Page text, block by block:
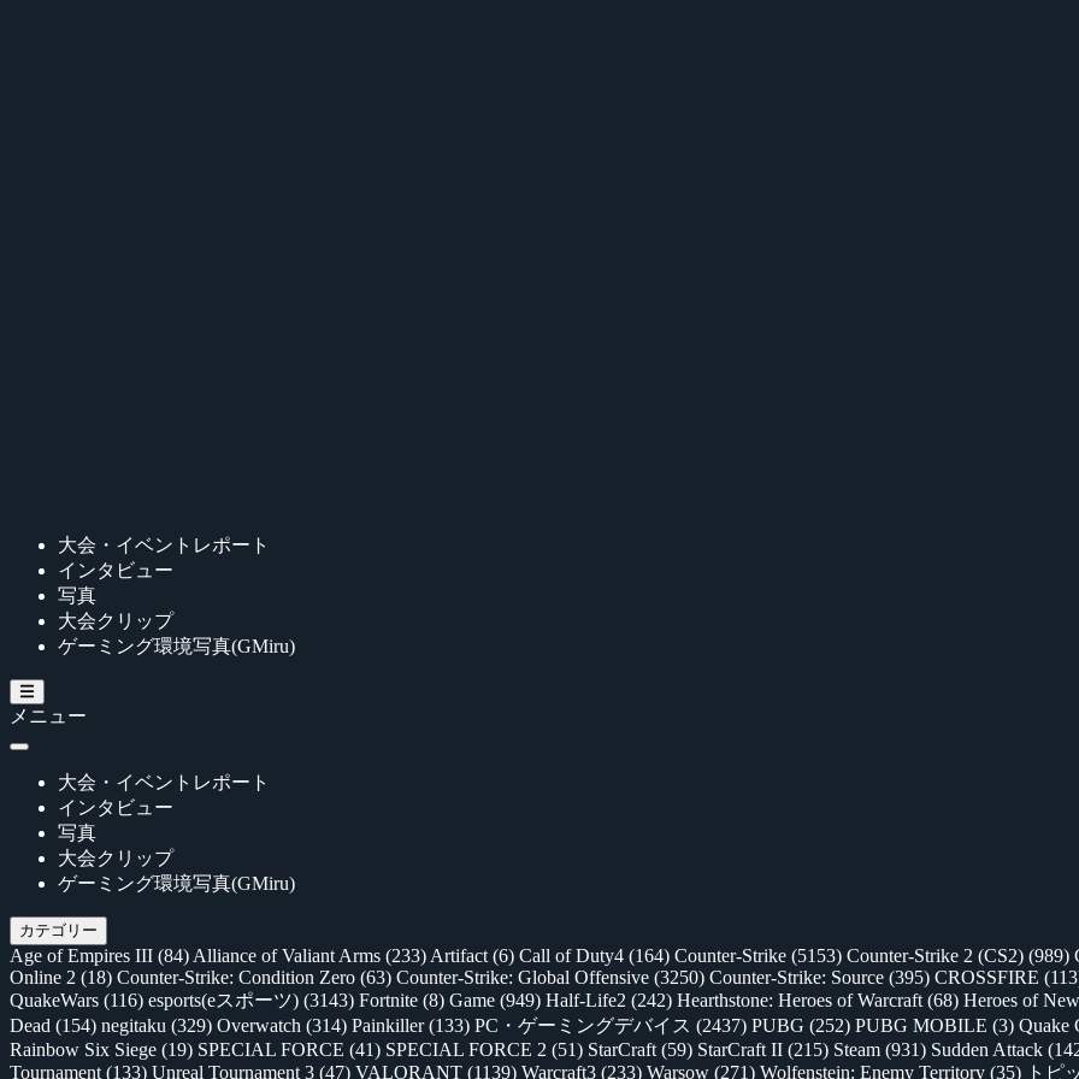
大会・イベントレポート
インタビュー
写真
大会クリップ
ゲーミング環境写真(GMiru)
メニュー
大会・イベントレポート
インタビュー
写真
大会クリップ
ゲーミング環境写真(GMiru)
カテゴリー
Age of Empires III (84) Alliance of Valiant Arms (233) Artifact (6) Call of Duty4 (164) Counter-Strike (5153) Counter-Strike 2 (CS2) (989)
Online 2 (18) Counter-Strike: Condition Zero (63) Counter-Strike: Global Offensive (3250) Counter-Strike: Source (395) CROSSFIRE
QuakeWars (116) esports(eスポーツ) (3143) Fortnite (8) Game (949) Half-Life2 (242) Hearthstone: Heroes of Warcraft (68) Heroes of
Dead (154) negitaku (329) Overwatch (314) Painkiller(133) PC・ゲーミングデバイス (2437) PUBG (252) PUBG MOBILE (3) Quake
Rainbow Six Siege (19) SPECIAL FORCE (41) SPECIAL FORCE 2 (51) StarCraft (59) StarCraft II (215) Steam (931) Sudden Attack
Tournament (133) Unreal Tournament 3 (47) VALORANT (1139) Warcraft3 (233) Warsow (271) Wolfenstein: Enemy Territory (35) トピ